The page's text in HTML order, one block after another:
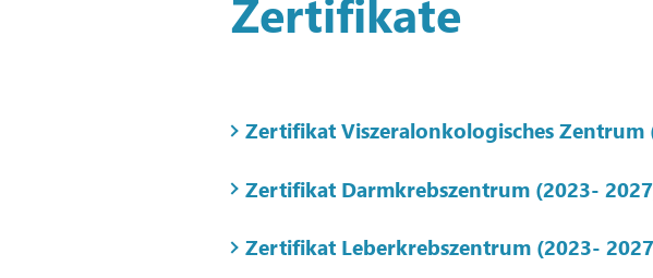
Zertifikate
Zertifikat Viszeralonkologisches Zentrum
Zertifikat Darmkrebszentrum (2023-
Zertifikat Leberkrebszentrum (2023-